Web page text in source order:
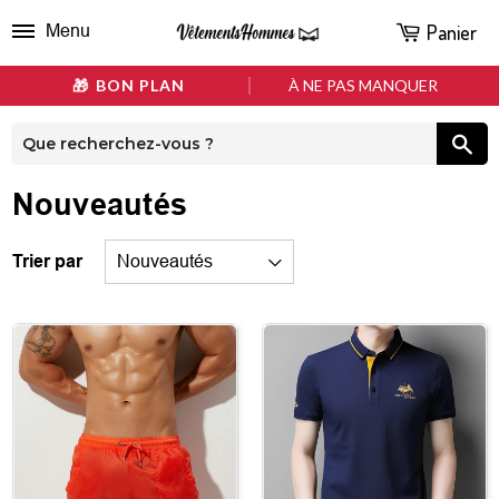
BON PLAN À NE PAS MANQUER
Menu Panier
Nouveautés
Trier par